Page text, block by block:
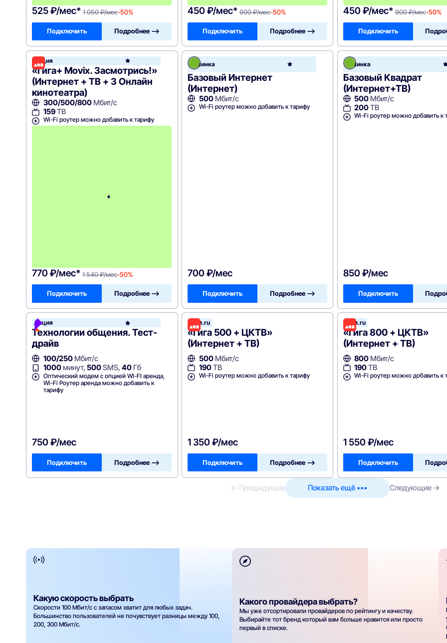
525 ₽/мес* 1 050 ₽/мес-50%
Подключить Подробнее —>
450 ₽/мес* 900 ₽/мес-50%
Подключить Подробнее —>
450 ₽/мес* 900 ₽/мес-50%
Подключить
Акция
«Гига+ Movix. Засмотрись!»
(Интернет + ТВ + 3 Онлайн
кинотеатра)
300/500/800Мбит/с
159ТВ
Wi-Fi роутер можно добавить к тарифу
770 ₽/мес* 1 540 ₽/мес-50%
Подключить Подробнее —>
Новинка
точка
Базовый Интернет
(Интернет)
500Мбит/с
Wi-Fi роутер можно добавить к тарифу
700 ₽/мес
Подключить Подробнее —>
Новинка
Базовый Квадрат
(Интернет+ТВ)
500 Мбит/с
200ТВ
Wi-Fi роутер можно добавить к
850 ₽/мес
Подключить
Акция Ростелеком
Технологии общения. Тест-
драйв
100/250Мбит/с
1000минут, 500SMS, 40Гб
Оптический модем с опцией WI-FI аренда,
Wi-Fi Роутер аренда можно добавить к
тарифу
750 ₽/мес
Подключить Подробнее —>
Дом.ru
«Гига 500 + ЦКТВ»
(Интернет + ТВ)
500Мбит/с
190ТВ
Wi-Fi роутер можно добавить к тарифу
1 350 ₽/мес
Подключить Подробнее —>
Дом.ru
«Гига 800 + ЦКТВ»
(Интернет + ТВ)
800 Мбит/с
190ТВ
Wi-Fi роутер можно добавить к
1 550 ₽/мес
Подключить
← Предыдущие Показать ещё ••• Следующие →
Какую скорость выбрать
Скорости 100 Мбит/с с запасом хватит для любых задач.
Большинство пользователей не почувствует разницы между 100,
200, 300 Мбит/с.
Какого провайдера выбрать?
Мы уже отсортировали провайдеров по рейтингу и качеству.
Выбирайте тот бренд который вам больше нравится или просто
первый в списке.